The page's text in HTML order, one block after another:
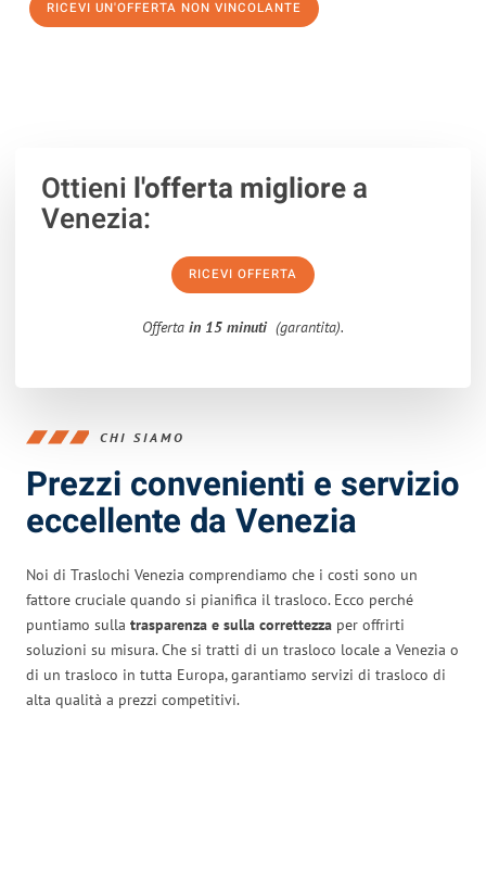
RICEVI UN'OFFERTA NON VINCOLANTE
Ottieni l'offerta migliorea
Venezia:
RICEVI OFFERTA
Offerta in 15 minuti (garantita).
CHI SIAMO
Prezzi convenienti e servizio
eccellente da Venezia
Noi di Traslochi Venezia comprendiamo che i costi sono un
fattore cruciale quando si pianifica il trasloco. Ecco perché
puntiamo sulla trasparenza e sulla correttezza per offrirti
soluzioni su misura. Che si tratti di un trasloco locale a Venezia o
di un trasloco in tutta Europa, garantiamo servizi di trasloco di
alta qualità a prezzi competitivi.